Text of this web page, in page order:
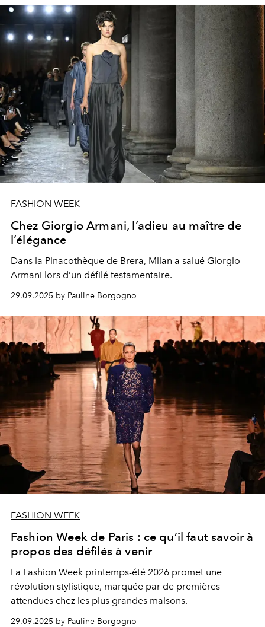
FASHION WEEK
Chez Giorgio Armani, l’adieu au maître de
l’élégance
Dans la Pinacothèque de Brera, Milan a salué Giorgio
Armani lors d’un défilé testamentaire.
29.09.2025 by Pauline Borgogno
FASHION WEEK
Fashion Week de Paris : ce qu’il faut savoir à
propos des défilés à venir
La Fashion Week printemps-été 2026 promet une
révolution stylistique, marquée par de premières
attendues chez les plus grandes maisons.
29.09.2025 by Pauline Borgogno